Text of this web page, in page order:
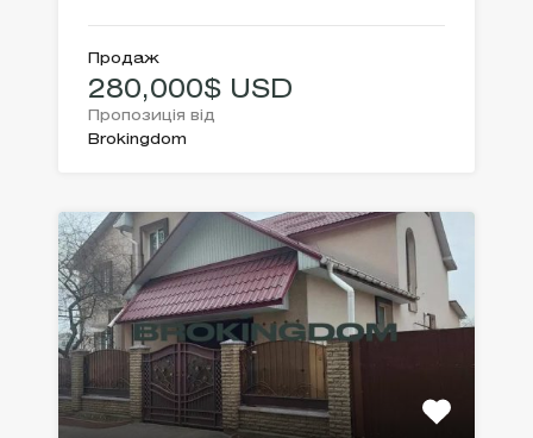
Продаж
280,000$ USD
Пропозиція від
Brokingdom